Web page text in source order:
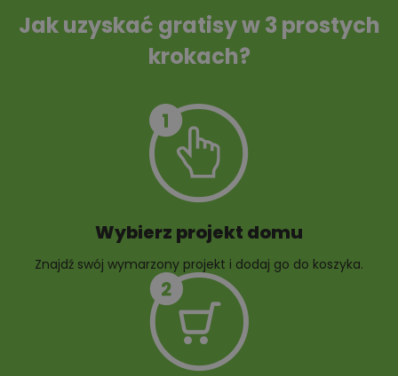
10 projektów małej
10 projektów rabat
Jak uzyskać gratisy w 3 prostych
krokach?
Wybierz projekt domu
Znajdź swój wymarzony projekt i dodaj go do koszyka.